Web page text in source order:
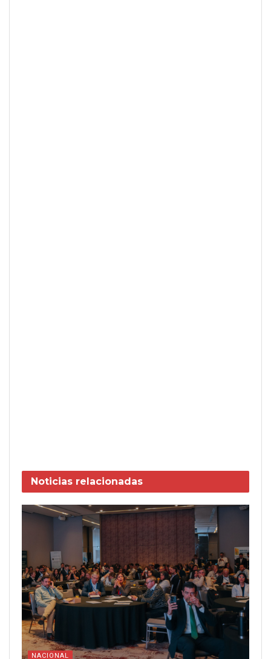
Noticias relacionadas
NACIONAL